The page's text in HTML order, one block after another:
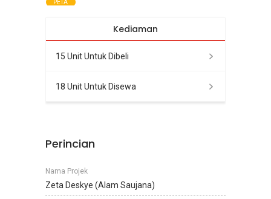
PETA
Kediaman
15 Unit Untuk Dibeli
18 Unit Untuk Disewa
Perincian
Nama Projek
Zeta Deskye (Alam Saujana)